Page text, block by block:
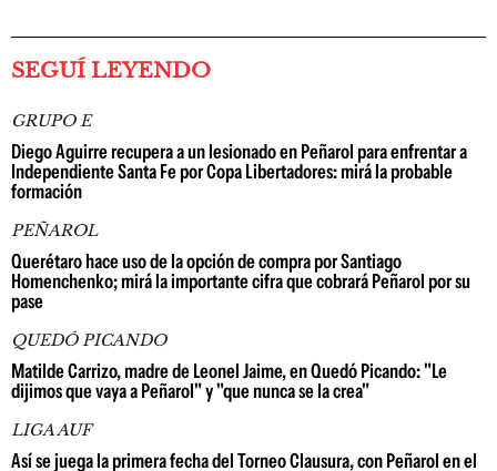
SEGUÍ LEYENDO
GRUPO E
Diego Aguirre recupera a un lesionado en Peñarol para enfrentar a
Independiente Santa Fe por Copa Libertadores: mirá la probable
formación
PEÑAROL
Querétaro hace uso de la opción de compra por Santiago
Homenchenko; mirá la importante cifra que cobrará Peñarol por su
pase
QUEDÓ PICANDO
Matilde Carrizo, madre de Leonel Jaime, en Quedó Picando: "Le
dijimos que vaya a Peñarol" y "que nunca se la crea"
LIGA AUF
Así se juega la primera fecha del Torneo Clausura, con Peñarol en el